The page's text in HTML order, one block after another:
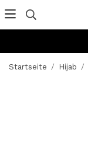
Startseite / Hijab /